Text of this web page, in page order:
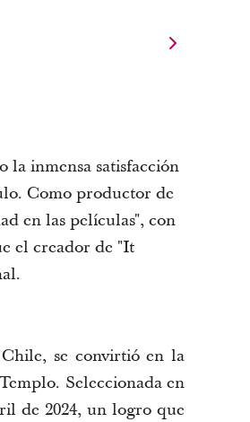
la inmensa satisfacción
Como productor de
en las películas", con
el creador de "It
se convirtió en la
Seleccionada en
de 2024, un logro que